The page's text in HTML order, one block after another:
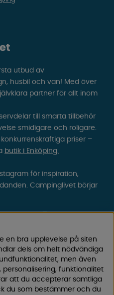
utbud av
husbil och van! Med över
partner för allt inom
till smarta tillbehör
smidigare och roligare.
priser –
butik i Enköping.
för inspiration,
Campinglivet börjar
en bra upplevelse på siten
dels om helt nödvändiga
men även
funktionalitet
att du accepterar samtliga
du som bestämmer och du